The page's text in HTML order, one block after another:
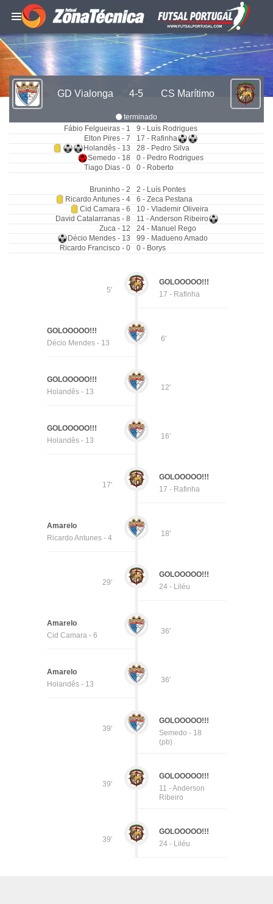
GD Vialonga 4-5 CS Marítimo
terminado
Fábio Felgueiras - 1
Elton Pires - 7
Holandês - 13
Semedo - 18
Tiago Dias - 0
9 - Luís Rodrigues
17 - Rafinha
28 - Pedro Silva
0 - Pedro Rodrigues
0 - Roberto
Bruninho - 2
Ricardo Antunes - 4
Cid Camara - 6
David Catalarranas - 8
Zuca - 12
Décio Mendes - 13
Ricardo Francisco - 0
2 - Luís Pontes
6 - Zeca Pestana
10 - Vlademir Oliveira
11 - Anderson Ribeiro
24 - Manuel Rego
99 - Madueno Amado
0 - Borys
5'
GOLOOOOO!!!
17 - Rafinha
6'
GOLOOOOO!!!
Décio Mendes - 13
12'
GOLOOOOO!!!
Holandês - 13
16'
GOLOOOOO!!!
Holandês - 13
17'
GOLOOOOO!!!
17 - Rafinha
18'
Amarelo
Ricardo Antunes - 4
29'
GOLOOOOO!!!
24 - Liléu
36'
Amarelo
Cid Camara - 6
36'
Amarelo
Holandês - 13
39'
GOLOOOOO!!!
Semedo - 18
(pb)
39'
GOLOOOOO!!!
11 - Anderson
Ribeiro
39'
GOLOOOOO!!!
24 - Liléu